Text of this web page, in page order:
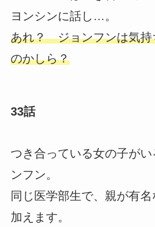
ヨンシンに話し…。
あれ？ ジョンフンは気持
のかしら？
33話
つき合っている女の子がい
ンフン。
同じ医学部生で、親が有
加えます。